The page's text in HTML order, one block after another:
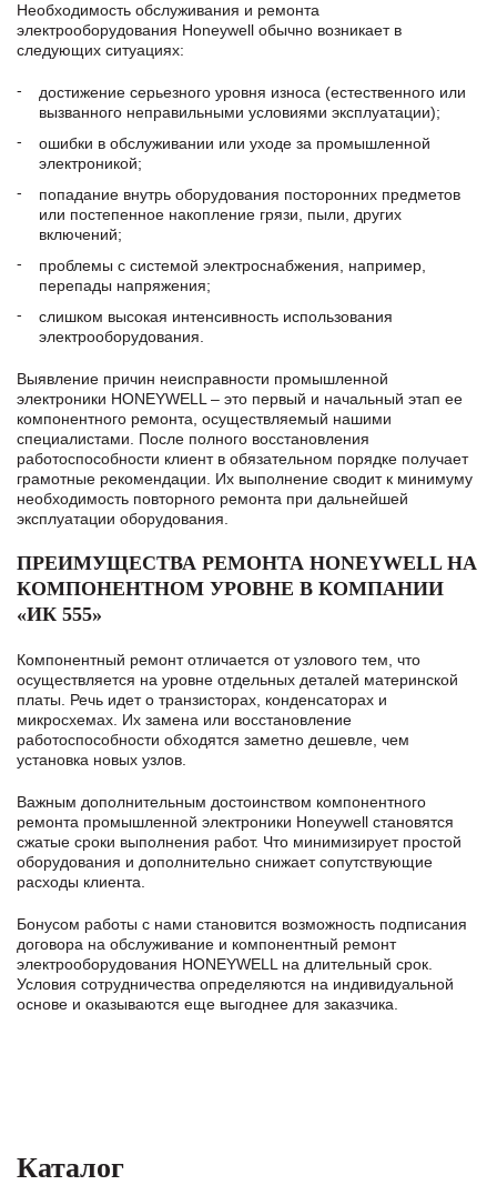
Необходимость обслуживания и ремонта
электрооборудования Honeywell обычно возникает в
следующих ситуациях:
достижение серьезного уровня износа (естественного или
вызванного неправильными условиями эксплуатации);
ошибки в обслуживании или уходе за промышленной
электроникой;
попадание внутрь оборудования посторонних предметов
или постепенное накопление грязи, пыли, других
включений;
проблемы с системой электроснабжения, например,
перепады напряжения;
слишком высокая интенсивность использования
электрооборудования.
Выявление причин неисправности промышленной
электроники HONEYWELL – это первый и начальный этап ее
компонентного ремонта, осуществляемый нашими
специалистами. После полного восстановления
работоспособности клиент в обязательном порядке получает
грамотные рекомендации. Их выполнение сводит к минимуму
необходимость повторного ремонта при дальнейшей
эксплуатации оборудования.
ПРЕИМУЩЕСТВА РЕМОНТА HONEYWELL НА
КОМПОНЕНТНОМ УРОВНЕ В КОМПАНИИ
«ИК 555»
Компонентный ремонт отличается от узлового тем, что
осуществляется на уровне отдельных деталей материнской
платы. Речь идет о транзисторах, конденсаторах и
микросхемах. Их замена или восстановление
работоспособности обходятся заметно дешевле, чем
установка новых узлов.
Важным дополнительным достоинством компонентного
ремонта промышленной электроники Honeywell становятся
сжатые сроки выполнения работ. Что минимизирует простой
оборудования и дополнительно снижает сопутствующие
расходы клиента.
Бонусом работы с нами становится возможность подписания
договора на обслуживание и компонентный ремонт
электрооборудования HONEYWELL на длительный срок.
Условия сотрудничества определяются на индивидуальной
основе и оказываются еще выгоднее для заказчика.
Каталог